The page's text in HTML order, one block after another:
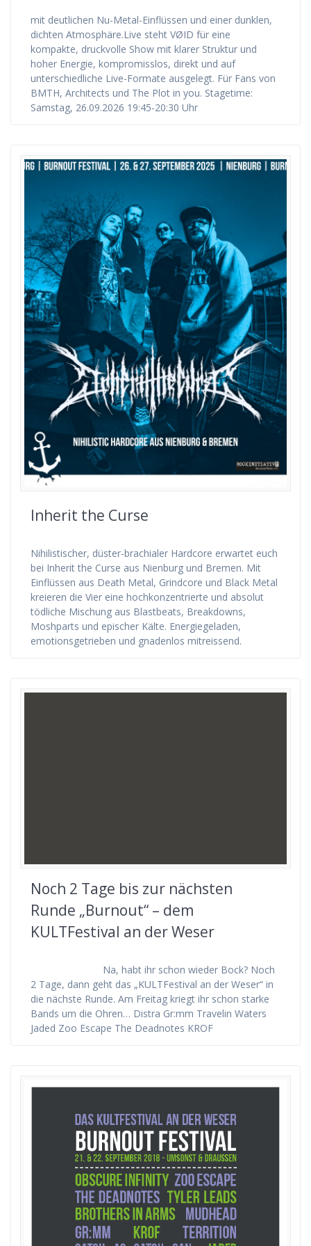
mit deutlichen Nu-Metal-Einflüssen und einer dunklen,
dichten Atmosphäre.Live steht VØID für eine
kompakte, druckvolle Show mit klarer Struktur und
hoher Energie, kompromisslos, direkt und auf
unterschiedliche Live-Formate ausgelegt. Für Fans von
BMTH, Architects und The Plot in you. Stagetime:
Samstag, 26.09.2026 19:45-20:30 Uhr
Inherit the Curse
Nihilistischer, düster-brachialer Hardcore erwartet euch
bei Inherit the Curse aus Nienburg und Bremen. Mit
Einflüssen aus Death Metal, Grindcore und Black Metal
kreieren die Vier eine hochkonzentrierte und absolut
tödliche Mischung aus Blastbeats, Breakdowns,
Moshparts und epischer Kälte. Energiegeladen,
emotionsgetrieben und gnadenlos mitreissend.
Noch 2 Tage bis zur nächsten
Runde „Burnout“ – dem
KULTFestival an der Weser
Na, habt ihr schon wieder Bock? Noch
2 Tage, dann geht das „KULTFestival an der Weser“ in
die nächste Runde. Am Freitag kriegt ihr schon starke
Bands um die Ohren… Distra Gr:mm Travelin Waters
Jaded Zoo Escape The Deadnotes KROF